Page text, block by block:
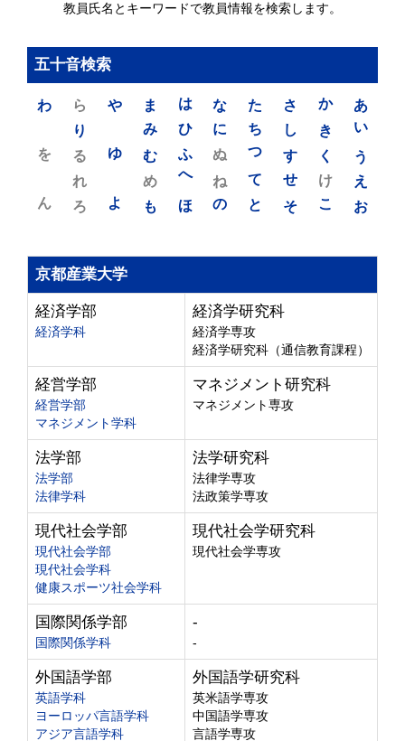
教員氏名とキーワードで教員情報を検索します。
五十音検索
あ
い
う
え
お
か
き
く
け
こ
さ
し
す
せ
そ
た
ち
つ
て
と
な
に
ぬ
ね
の
は
ひ
ふ
へ
ほ
ま
み
む
め
も
や
ゆ
よ
ら
り
る
れ
ろ
わ
を
ん
京都産業大学
経済学部
経済学科
経済学研究科
経済学専攻
経済学研究科（通信教育課程）
経営学部
経営学部
マネジメント学科
マネジメント研究科
マネジメント専攻
法学部
法学部
法律学科
法学研究科
法律学専攻
法政策学専攻
現代社会学部
現代社会学部
現代社会学科
健康スポーツ社会学科
現代社会学研究科
現代社会学専攻
国際関係学部
国際関係学科
-
-
外国語学部
英語学科
ヨーロッパ言語学科
アジア言語学科
外国語学研究科
英米語学専攻
中国語学専攻
言語学専攻